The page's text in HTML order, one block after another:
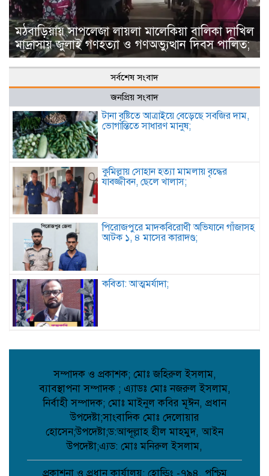
মঠবাড়িয়ায় সাপলেজা লায়লা মালেকিয়া বালিকা দাখিল
মাদ্রাসায় জুলাই গণহত্যা ও গণঅভ্যুত্থান দিবস পালিত;
সর্বশেষ সংবাদ
জনপ্রিয় সংবাদ
টানা বৃষ্টিতে আত্রাইয়ে বেড়েছে সবজির দাম,
ভোগান্তিতে সাধারণ মানুষ;
কুমিল্লায় সোহান হত্যা মামলায় বৃদ্ধের
যাবজ্জীবন, ছেলে খালাস;
পিরোজপুরে মাদকবিরোধী অভিযানে গাঁজাসহ
আটক ১, ৪ মাসের কারাদণ্ড;
কবিতা: আত্মমর্যাদা;
বিএনপির আনন্দ ও বিজয় মিছিল;
আত্রাইয়ে বান্দাইখাড়া টেকনিক্যাল অ্যান্ড
বিএম কলেজে জুলাই গণঅভ্যুত্থান দিবস
পালিত;
পোরশায় শহিদ পরিবার ও জুলাই যোদ্ধাদের
সংবর্ধনা;
সম্পাদক ও প্রকাশক; মোঃ জহিরুল ইসলাম,
ব্যাবস্থাপনা সম্পাদক ; এ্যাডঃ মোঃ নজরুল ইসলাম,
নির্বাহী সম্পাদক; মোঃ মাইনুল কবির মূঈন, প্রধান
উপদেষ্টা;সাংবাদিক মোঃ দেলোয়ার
হোসেন;উপদেষ্টা;ড:আব্দূল্লাহ হীল মাহমুদ, আইন
উপদেষ্টা;এ্যড: মোঃ মনিরুল ইসলাম,
প্রকাশনা ও প্রধান কার্যালয়: হোল্ডিং -৭৯৪, পশ্চিম